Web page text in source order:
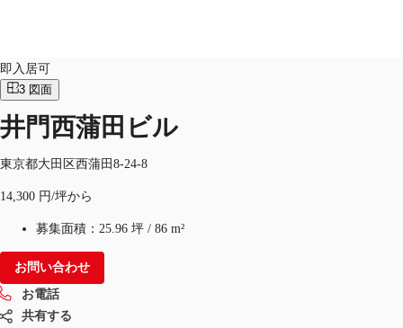
オフィス・事務所
倉庫・物流センター
地図検索
記事
仲介会社様はこちらへ
お気に入り
JP
お電話 お問合せ
即入居可
3 図面
井門西蒲田ビル
東京都大田区西蒲田8-24-8
14,300 円/坪から
募集面積： 25.96 坪 / 86 m²
お問い合わせ
お電話
共有する